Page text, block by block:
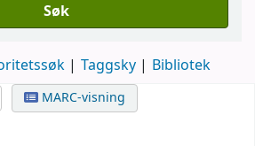
Søk
Taggsky Bibliotek
MARC-visning